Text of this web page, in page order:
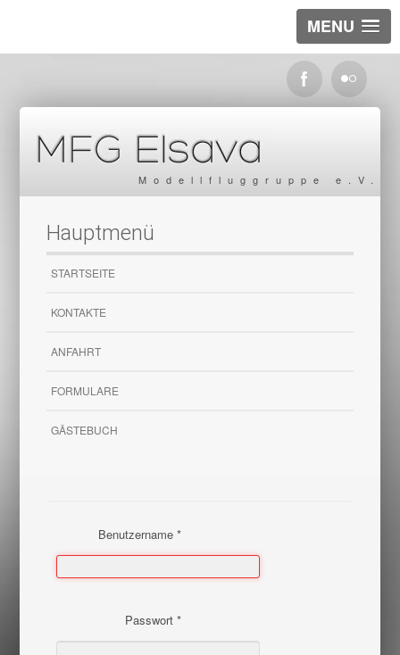
MENU
Modellfluggruppe e.V.
Hauptmenü
STARTSEITE
KONTAKTE
ANFAHRT
FORMULARE
GÄSTEBUCH
Benutzername*
Passwort*